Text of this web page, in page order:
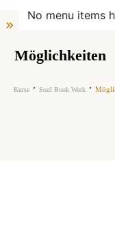
No menu items
Möglichkeiten
Kurse Soul Book Work